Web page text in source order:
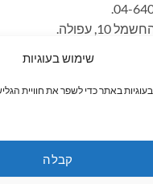
שימוש בעוגיות
באתר כדי לשפר את חוויית
קבלה
עפולה.
לאיסוף עצמי ללא עלות.
Visa
PayPal